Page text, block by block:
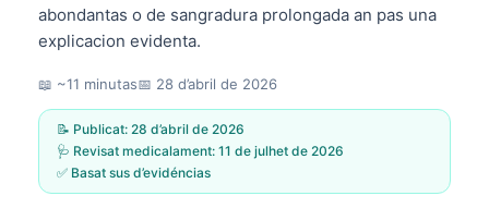
abondantas o de sangradura prolongada an pas una
explicacion evidenta.
📖 ~11 minutas📅 28 d’abril de 2026
📝 Publicat: 28 d’abril de 2026
🩺 Revisat medicalament: 11 de julhet de 2026
✅ Basat sus d’evidéncias